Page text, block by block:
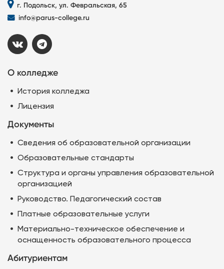
г. Подольск, ул. Февральская, 65
info@parus-college.ru
О колледже
История колледжа
Лицензия
Документы
Сведения об образовательной организации
Образовательные стандарты
Структура и органы управления образовательной
организацией
Руководство. Педагогический состав
Платные образовательные услуги
Материально-техническое обеспечение и
оснащенность образовательного процесса
Абитуриентам